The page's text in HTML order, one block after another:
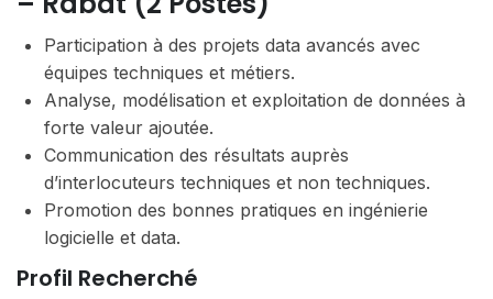
Participation à des projets data avancés avec
équipes techniques et métiers.
Analyse, modélisation et exploitation de données à
forte valeur ajoutée.
Communication des résultats auprès
d’interlocuteurs techniques et non techniques.
Promotion des bonnes pratiques en ingénierie
logicielle et data.
Profil Recherché